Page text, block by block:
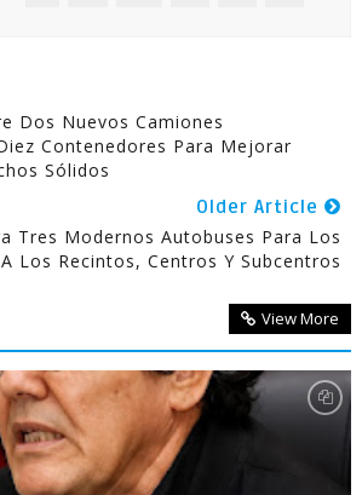
Dos Nuevos Camiones
Contenedores Para Mejorar
Sólidos
Older Article
Tres Modernos Autobuses Para Los
Los Recintos, Centros Y Subcentros
View More